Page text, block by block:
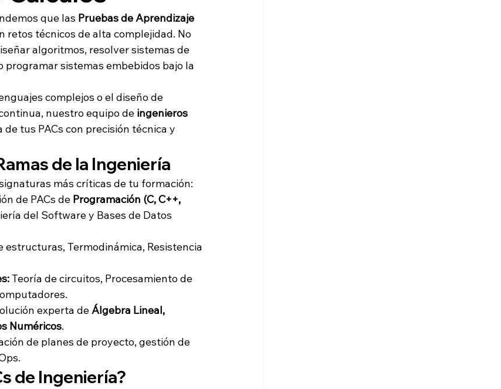
que las Pruebas de Aprendizaje
retos técnicos de alta complejidad. No
algoritmos, resolver sistemas de
programar sistemas embebidos bajo la
complejos o el diseño de
nuestro equipo de ingenieros
tus PACs con precisión técnica y
de la Ingeniería
más críticas de tu formación:
de PACs de Programación (C, C++,
del Software y Bases de Datos
estructuras, Termodinámica, Resistencia
Teoría de circuitos, Procesamiento de
experta de Álgebra Lineal,
Numéricos.
de planes de proyecto, gestión de
de Ingeniería?